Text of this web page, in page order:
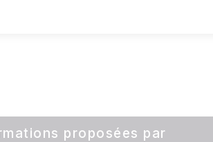
proposées par